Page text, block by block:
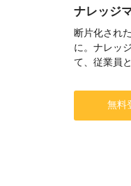
ナレッジ
断片化され
に。ナレッ
て、従業員
無料